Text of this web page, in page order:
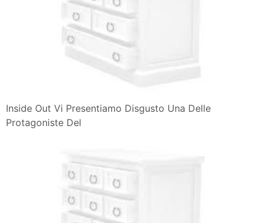
Inside Out Vi Presentiamo Disgusto Una Delle
Protagoniste Del